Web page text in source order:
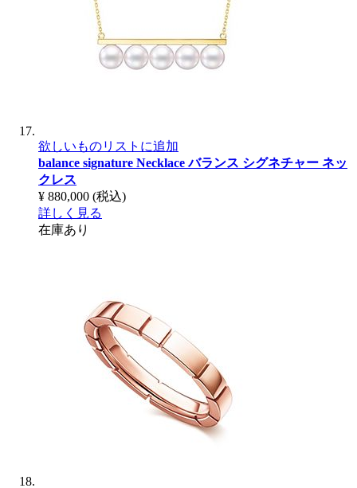
欲しいものリストに追加
balance signature Necklaceバランス シグネチャー ネッ
クレス
¥ 880,000 (税込)
詳しく見る
在庫あり